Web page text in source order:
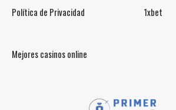
Política de Privacidad 1xbet
Mejores casinos online